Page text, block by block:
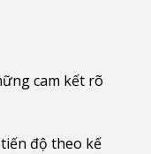
cam kết rõ
độ theo kế